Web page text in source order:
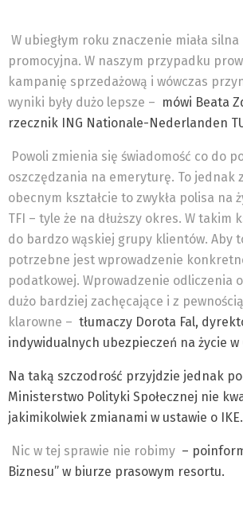
W ubiegłym roku znaczenie miała
promocyjna. W naszym przypadku
kampanię sprzedażową i wówczas
wyniki były dużo lepsze – mówi Beata
rzecznik ING Nationale-Nederlanden
Powoli zmienia się świadomość co do
oszczędzania na emeryturę. To jednak
obecnym kształcie to zwykła polisa na
TFI – tyle że na dłuższy okres. W takim
do bardzo wąskiej grupy klientów. Aby
potrzebne jest wprowadzenie
podatkowej. Wprowadzenie odliczenia
dużo bardziej zachęcające i z
klarowne – tłumaczy Dorota Fal,
indywidualnych ubezpieczeń na życie w
Na taką szczodrość przyjdzie jednak
Ministerstwo Polityki Społecznej nie
jakimikolwiek zmianami w ustawie o IKE.
Nic w tej sprawie nie robimy –
Biznesu” w biurze prasowym resortu.